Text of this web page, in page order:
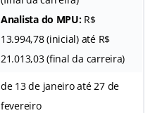
Analista do MPU: R$
13.994,78 (inicial) até R$
21.013,03 (final da carreira)
de 13 de janeiro até 27 de
fevereiro